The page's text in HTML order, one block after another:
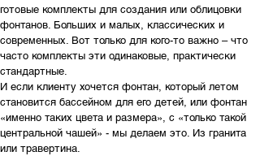
готовые комплекты для создания или облицовки
фонтанов. Больших и малых, классических и
современных. Вот только для кого-то важно – что
часто комплекты эти одинаковые, практически
стандартные.
И если клиенту хочется фонтан, который летом
становится бассейном для его детей, или фонтан
«именно таких цвета и размера», с «только такой
центральной чашей» - мы делаем это. Из гранита
или травертина.